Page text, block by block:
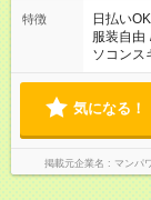
特徴 日払いOK
服装自由
ソコンス
気になる！
掲載元企業名 マンパ